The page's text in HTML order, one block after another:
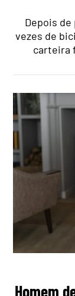
Depois de
vezes de
carteira
Homem